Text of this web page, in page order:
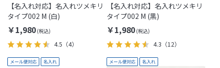
【名入れ対応】名入れツメキリ
タイプ002 M (白)
￥1,980
4.5 （4）
【名入れ対応】名入れツメキリ
タイプ002 M (黒)
￥1,980
4.3 （12）